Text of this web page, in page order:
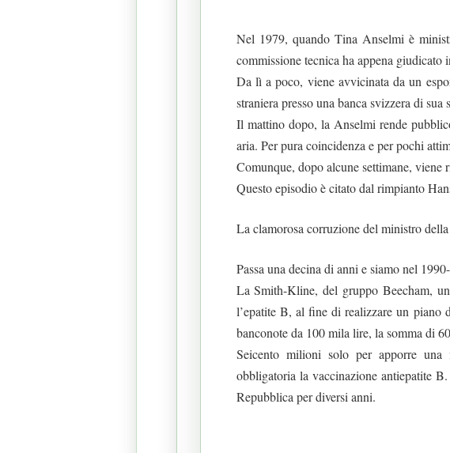
Nel 1979, quando Tina Anselmi è
commissione tecnica ha appena
Da lì a poco, viene avvicinata da un
straniera presso una banca svizzera di
Il mattino dopo, la Anselmi rende
aria. Per pura coincidenza e per pochi
Comunque, dopo alcune settimane, viene
Questo episodio è citato dal rimpianto
La clamorosa corruzione del ministro
Passa una decina di anni e siamo nel
La Smith-Kline, del gruppo Beecham,
l’epatite B, al fine di realizzare un piano
banconote da 100 mila lire, la somma di
Seicento milioni solo per apporre
obbligatoria la vaccinazione antiepatite
Repubblica per diversi anni.